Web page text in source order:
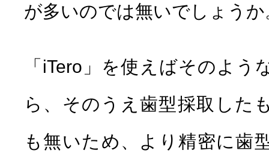
が多いのでは無いでしょうか
「iTero」を使えばそのよう
ら、そのうえ歯型採取した
も無いため、より精密に歯